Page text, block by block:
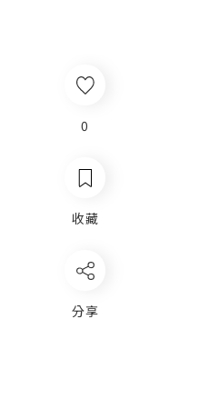
0
收藏
分享